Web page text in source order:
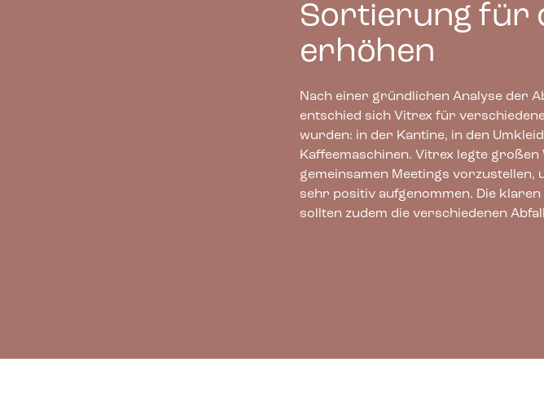
Sortierung für
erhöhen
Nach einer gründlichen Analyse der
entschied sich Vitrex für
wurden: in der Kantine, in den
Kaffeemaschinen. Vitrex legte
gemeinsamen Meetings vorzustellen,
sehr positiv aufgenommen. Die
sollten zudem die verschiedenen